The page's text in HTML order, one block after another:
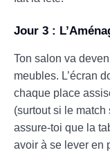
Jour 3 :
Ton salon va
meubles. L’écran
chaque place
(surtout si le
assure-toi que la
avoir à se lever en